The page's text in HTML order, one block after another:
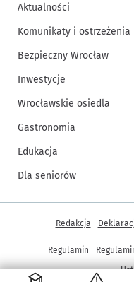
Aktualności
Komunikaty i ostrzeżenia
Bezpieczny Wrocław
Inwestycje
Wrocławskie osiedla
Gastronomia
Edukacja
Dla seniorów
Inne
Redakcja
Regulamin